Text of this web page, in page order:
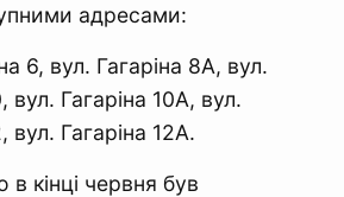
адресами:
6, вул. Гагаріна 8А, вул.
вул. Гагаріна 10А, вул.
вул. Гагаріна 12А.
кінці червня був